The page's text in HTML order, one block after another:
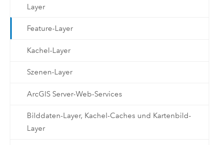
Layer
Feature-Layer
Kachel-Layer
Szenen-Layer
ArcGIS Server-Web-Services
Bilddaten-Layer, Kachel-Caches und Kartenbild-
Layer